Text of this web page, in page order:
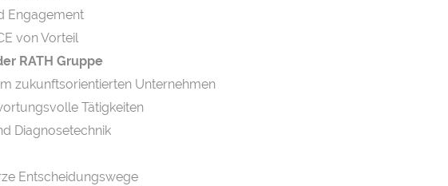
Engagement
von Vorteil
RATH Gruppe
zukunftsorientierten Unternehmen
Tätigkeiten
Diagnosetechnik
Entscheidungswege